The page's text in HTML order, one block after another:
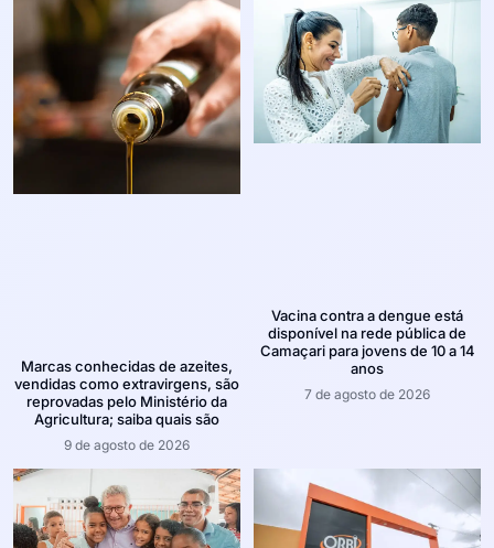
Marcas conhecidas de azeites,
vendidas como extravirgens, são
reprovadas pelo Ministério da
Agricultura; saiba quais são
9 de agosto de 2026
Vacina contra a dengue está
disponível na rede pública de
Camaçari para jovens de 10 a 14
anos
7 de agosto de 2026